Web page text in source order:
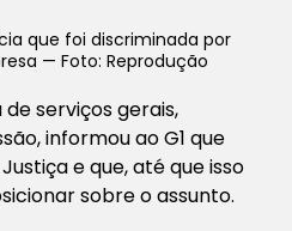
que foi discriminada por
— Foto: Reprodução
serviços gerais,
informou ao G1 que
e que, até que isso
sobre o assunto.